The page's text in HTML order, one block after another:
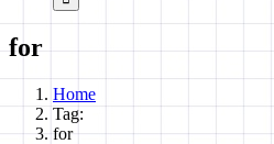
for
Home
Tag:
for